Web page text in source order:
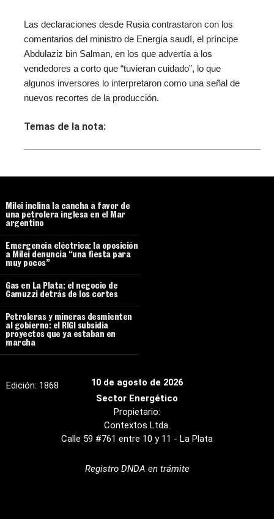
Las declaraciones desde Rusia contrastaron con los
comentarios del ministro de Energía saudí, el príncipe
Abdulaziz bin Salman, en los que advertía a los
vendedores a corto que “tuvieran cuidado”, lo que
algunos inversores lo interpretaron como una señal de
nuevos recortes de la producción.
Temas de la nota:
10 de agosto de 2026
Edición: 1868
Sector Energético
Propietario:
Contextos Ltda.
Calle 59 #761 entre 10 y 11 - La Plata
Registro DNDA en trámite
Milei inclina la cancha a favor de
una petrolera inglesa en el Mar
argentino
Emergencia eléctrica: la oposición
a Milei denuncia “una fiesta para
muy pocos”
Gas en La Plata: el negocio de
Camuzzi detrás de los cortes
Petroleras y mineras desmienten
al gobierno: el RIGI subsidia
proyectos que ya estaban en
marcha